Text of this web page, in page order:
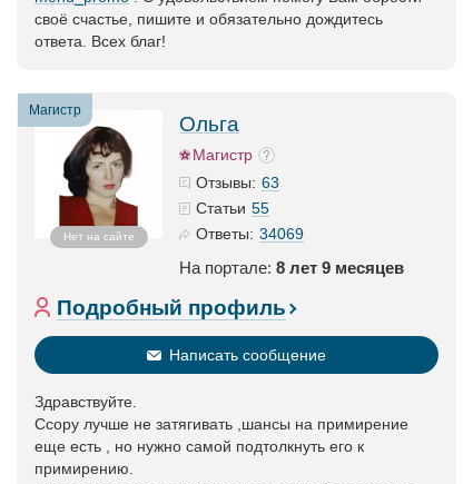
своё счастье, пишите и обязательно дождитесь
ответа. Всех благ!
Магистр
Нет на сайте
Ольга
Магистр
Отзывы: 63
Статьи 55
Ответы: 34069
На портале: 8 лет 9 месяцев
Подробный профиль
Написать сообщение
Здравствуйте.
Ссору лучше не затягивать ,шансы на примирение
еще есть , но нужно самой подтолкнуть его к
примирению.